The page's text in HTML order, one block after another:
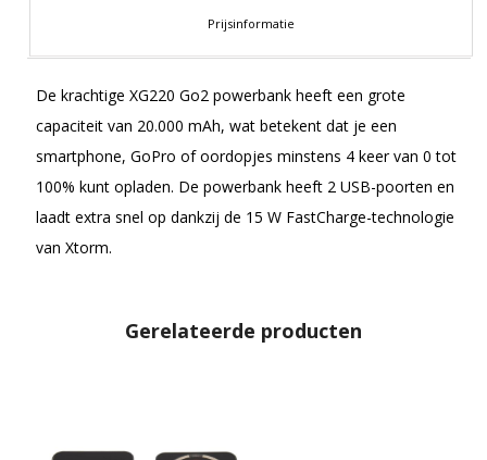
Prijsinformatie
De krachtige XG220 Go2 powerbank heeft een grote
capaciteit van 20.000 mAh, wat betekent dat je een
smartphone, GoPro of oordopjes minstens 4 keer van 0 tot
100% kunt opladen. De powerbank heeft 2 USB-poorten en
laadt extra snel op dankzij de 15 W FastCharge-technologie
van Xtorm.
Gerelateerde producten